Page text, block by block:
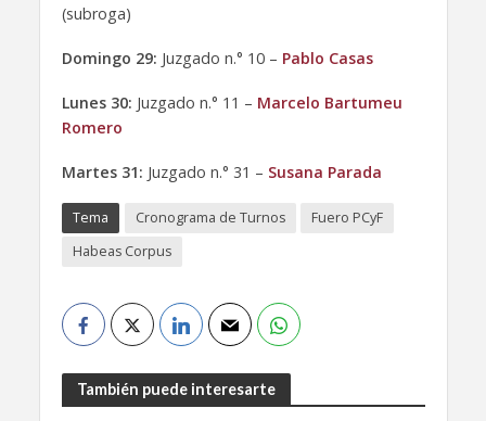
(subroga)
Domingo 29: Juzgado n.° 10 – Pablo Casas
Lunes 30: Juzgado n.° 11 – Marcelo Bartumeu
Romero
Martes 31: Juzgado n.° 31 – Susana Parada
Tema Cronograma de Turnos
Fuero PCyF
Habeas Corpus
También puede interesarte